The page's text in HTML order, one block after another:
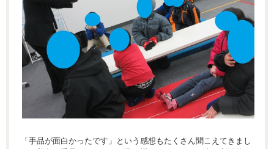
「手品が面白かったです」という感想もたくさん聞こえてきまし